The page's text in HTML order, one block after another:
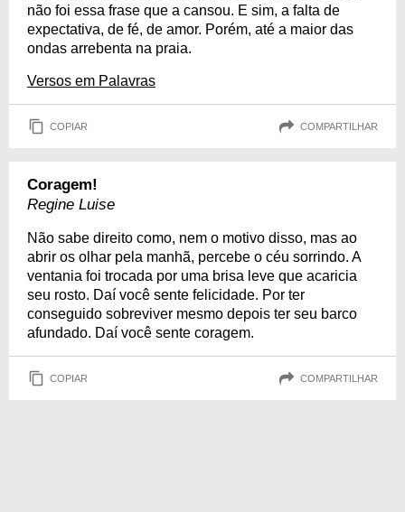
não foi essa frase que a cansou. E sim, a falta de
expectativa, de fé, de amor. Porém, até a maior das
ondas arrebenta na praia.
Versos em Palavras
COPIAR COMPARTILHAR
Coragem!
Regine Luise
Não sabe direito como, nem o motivo disso, mas ao
abrir os olhar pela manhã, percebe o céu sorrindo. A
ventania foi trocada por uma brisa leve que acaricia
seu rosto. Daí você sente felicidade. Por ter
conseguido sobreviver mesmo depois ter seu barco
afundado. Daí você sente coragem.
COPIAR COMPARTILHAR